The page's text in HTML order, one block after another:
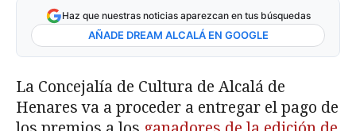
Haz que nuestras noticias aparezcan en tus búsquedas
AÑADE DREAM ALCALÁ EN GOOGLE
La Concejalía de Cultura de Alcalá de
Henares va a proceder a entregar el pago de